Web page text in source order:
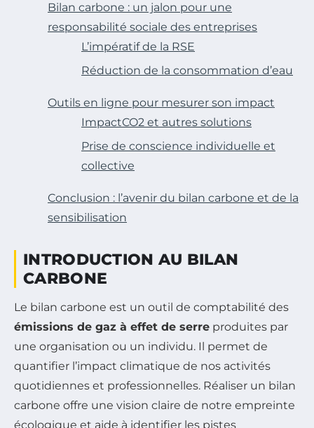
Bilan carbone : un jalon pour une
responsabilité sociale des entreprises
L’impératif de la RSE
Réduction de la consommation d’eau
Outils en ligne pour mesurer son impact
ImpactCO2 et autres solutions
Prise de conscience individuelle et
collective
Conclusion : l’avenir du bilan carbone et de la
sensibilisation
INTRODUCTION AU BILAN
CARBONE
Le bilan carbone est un outil de comptabilité des
émissions de gaz à effet de serre produites par
une organisation ou un individu. Il permet de
quantifier l’impact climatique de nos activités
quotidiennes et professionnelles. Réaliser un bilan
carbone offre une vision claire de notre empreinte
écologique et aide à identifier les pistes